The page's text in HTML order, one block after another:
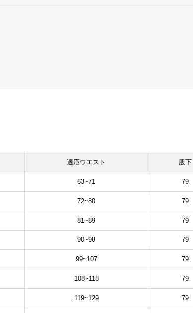
適応ウエスト 股下
63~71 79
72~80 79
81~89 79
90~98 79
99~107 79
108~118 79
119~129 79